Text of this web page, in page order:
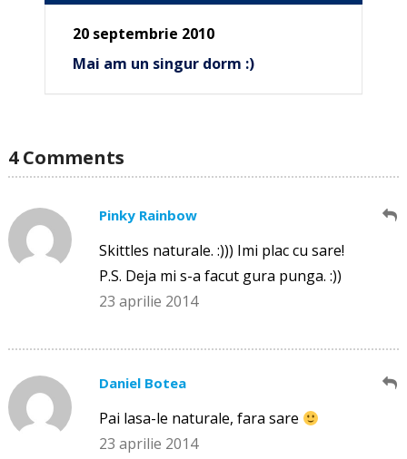
20 septembrie 2010
Mai am un singur dorm :)
4 Comments
Pinky Rainbow
Skittles naturale. :))) Imi plac cu sare!
P.S. Deja mi s-a facut gura punga. :))
23 aprilie 2014
Daniel Botea
Pai lasa-le naturale, fara sare
23 aprilie 2014